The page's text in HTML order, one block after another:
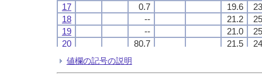
17
0.7 19.6
18
-- 21.2
19
-- 21.0
20
80.7 21.5
21
22
17
0.7 19.6
18
-- 21.2
19
-- 21.0
20
80.7 21.5
21
22
17
0.7 19.6
18
-- 21.2
19
-- 21.0
20
80.7 21.5
21
22
17
0.7 19.6
18
-- 21.2
19
-- 21.0
20
80.7 21.5
21
22
値欄の記号の説明